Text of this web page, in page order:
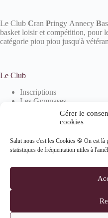
Gérer le
cookies
Salut nous c'est les Cookies 🍪 On est là
statistiques de fréquentation utiles à
Le Club Cran Pringy Annecy B
basket loisir et compétition, pour
catégorie piou piou jusqu'à
Le Club
Inscriptions
Les Gymnases
Devenir partenaire
Informations
Mentions Légales
Politique de confidentialité
Suivez-nous